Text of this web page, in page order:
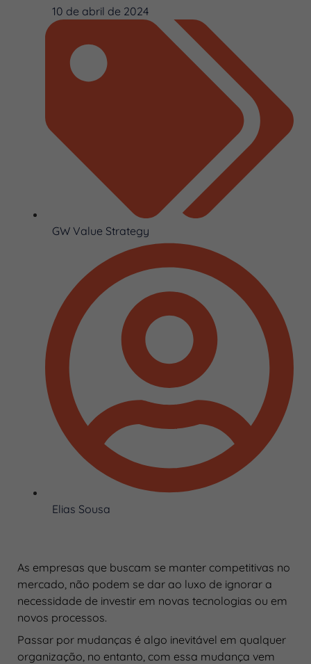
10 de abril de 2024
GW Value Strategy
Elias Sousa
As empresas que buscam se manter competitivas no
mercado, não podem se dar ao luxo de ignorar a
necessidade de investir em novas tecnologias ou em
novos processos.
Passar por mudanças é algo inevitável em qualquer
organização, no entanto, com essa mudança vem